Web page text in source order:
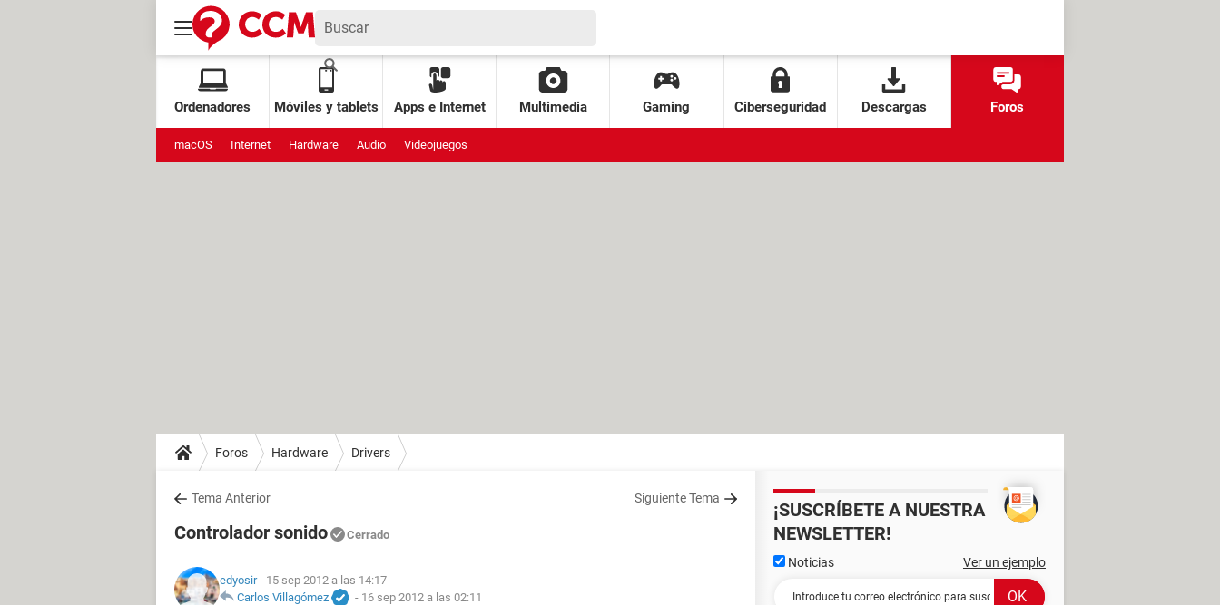
Ordenadores Móviles y tablets Apps e Internet Multimedia Gaming Ciberseguridad Descargas Foros
macOS Internet Hardware Audio Videojuegos
Foros Hardware Drivers
Tema Anterior Siguiente Tema
Controlador sonido Cerrado
edyosir- 15 sep 2012 a las 14:17
Carlos Villagómez
- 16 sep 2012 a las 02:11
¡SUSCRÍBETE A NUESTRA
NEWSLETTER!
Noticias Ver un ejemplo